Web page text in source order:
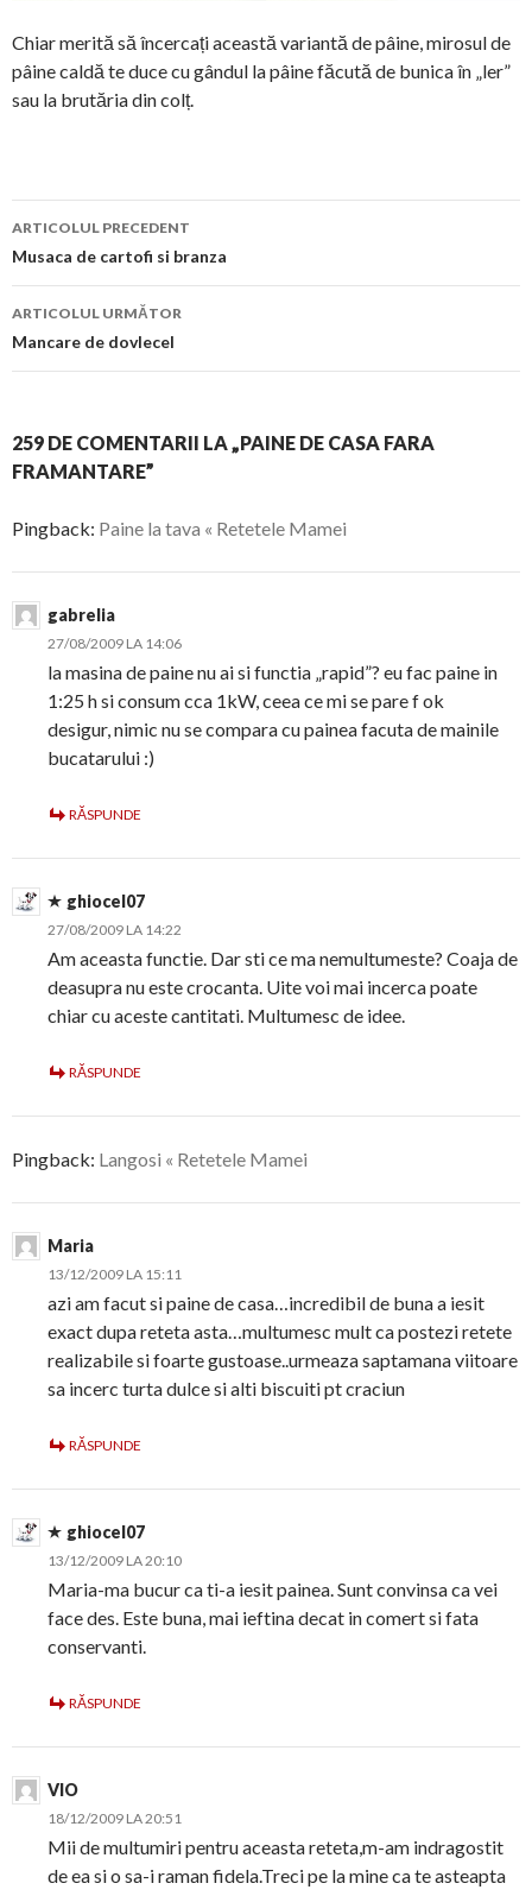
Chiar merită să încercați această variantă de pâine, mirosul de
pâine caldă te duce cu gândul la pâine făcută de bunica în „ler”
sau la brutăria din colț.
Navigare
în
articol
ARTICOLUL PRECEDENT
Musaca de cartofi si branza
ARTICOLUL URMĂTOR
Mancare de dovlecel
259 DE COMENTARII LA „PAINE DE CASA FARA
FRAMANTARE”
Pingback: Paine la tava « Retetele Mamei
gabrelia
27/08/2009 LA 14:06
la masina de paine nu ai si functia „rapid”? eu fac paine in
1:25 h si consum cca 1kW, ceea ce mi se pare f ok
desigur, nimic nu se compara cu painea facuta de mainile
bucatarului :)
RĂSPUNDE
ghiocel07
27/08/2009 LA 14:22
Am aceasta functie. Dar sti ce ma nemultumeste? Coaja de
deasupra nu este crocanta. Uite voi mai incerca poate
chiar cu aceste cantitati. Multumesc de idee.
RĂSPUNDE
Pingback: Langosi « Retetele Mamei
Maria
13/12/2009 LA 15:11
azi am facut si paine de casa…incredibil de buna a iesit
exact dupa reteta asta…multumesc mult ca postezi retete
realizabile si foarte gustoase..urmeaza saptamana viitoare
sa incerc turta dulce si alti biscuiti pt craciun
RĂSPUNDE
ghiocel07
13/12/2009 LA 20:10
Maria-ma bucur ca ti-a iesit painea. Sunt convinsa ca vei
face des. Este buna, mai ieftina decat in comert si fata
conservanti.
RĂSPUNDE
VIO
18/12/2009 LA 20:51
Mii de multumiri pentru aceasta reteta,m-am indragostit
de ea si o sa-i raman fidela.Treci pe la mine ca te asteapta